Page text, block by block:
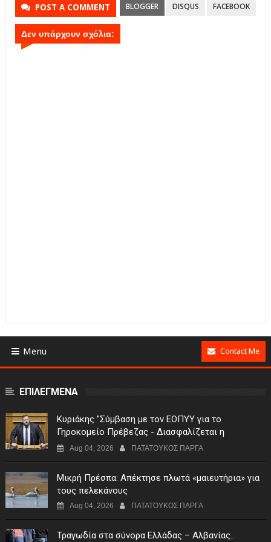
POST A COMMENT BLOGGER DISQUS FACEBOOK
Δεν υπάρχουν σχόλια:
Menu Contact Me
ΕΠΙΛΕΓΜΕΝΑ
Κυριάκης "Σύμβαση με τον ΕΟΠΥΥ για το
Γηροκομείο Πρέβεζας - Διασφαλίζεται η
χρηματοδότηση της λειτουργίας του"
Aug 04, 2026 ΠΑΤΑΤΟΥΚΟΣ ΠΑΡΓΑ
Μικρή Πρέσπα: Απέκτησε πλωτά «μαιευτήρια» για
τους πελεκάνους
Aug 04, 2026 ΠΑΤΑΤΟΥΚΟΣ ΠΑΡΓΑ
Τραγωδία στα σύνορα Ελλάδας – Αλβανίας..